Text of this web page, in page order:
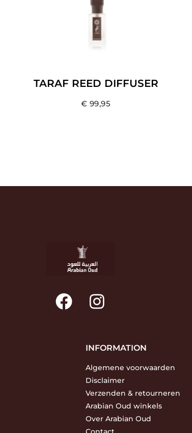
TARAF REED DIFFUSER
€ 99,95
INFORMATION
Algemene voorwaarden
Disclaimer
Verzenden & retourneren
Arabian Oud winkels
Over Arabian Oud